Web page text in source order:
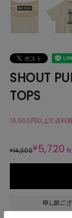
SHOUT
TOPS
16,500円以上で送料無
¥14,300¥5,720
申し訳ご